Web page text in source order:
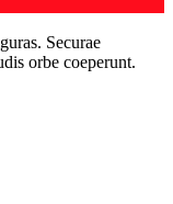
Securae
orbe coeperunt.